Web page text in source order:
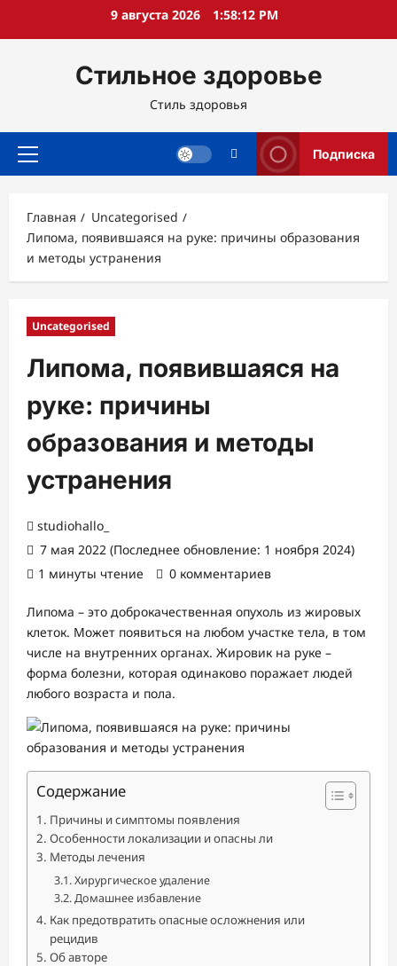
9 августа 2026 1:58:13 PM
Стильное здоровье
Стиль здоровья
Основное
Подписка
Главная
Uncategorised
Липома, появившаяся на руке: причины образования
и методы устранения
Uncategorised
Липома, появившаяся на
руке: причины
образования и методы
устранения
studiohallo_
7 мая 2022 (Последнее обновление: 1 ноября 2024)
1 минуты чтение
0 комментариев
Липома – это доброкачественная опухоль из жировых
клеток. Может появиться на любом участке тела, в том
числе на внутренних органах. Жировик на руке –
форма болезни, которая одинаково поражает людей
любого возраста и пола.
Содержание
Причины и симптомы появления
Особенности локализации и опасны ли
Методы лечения
Хирургическое удаление
Домашнее избавление
Как предотвратить опасные осложнения или
рецидив
Об авторе